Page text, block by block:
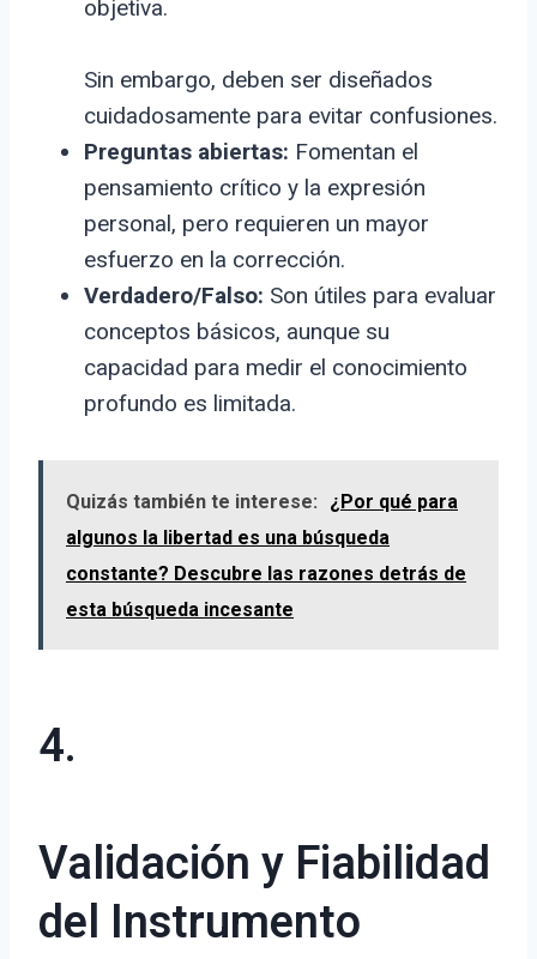
objetiva.
Sin embargo, deben ser diseñados
cuidadosamente para evitar confusiones.
Preguntas abiertas: Fomentan el
pensamiento crítico y la expresión
personal, pero requieren un mayor
esfuerzo en la corrección.
Verdadero/Falso: Son útiles para evaluar
conceptos básicos, aunque su
capacidad para medir el conocimiento
profundo es limitada.
Quizás también te interese:
¿Por qué para
algunos la libertad es una búsqueda
constante? Descubre las razones detrás de
esta búsqueda incesante
4.
Validación y Fiabilidad
del Instrumento